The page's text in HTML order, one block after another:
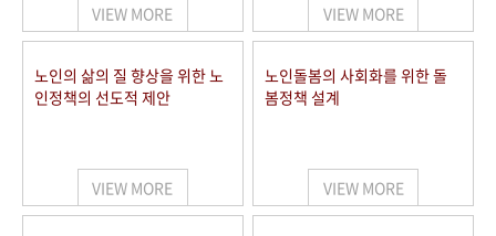
VIEW MORE VIEW MORE
노인의 삶의 질 향상을 위한 노
인정책의 선도적 제안
VIEW MORE
노인돌봄의 사회화를 위한 돌
봄정책 설계
VIEW MORE